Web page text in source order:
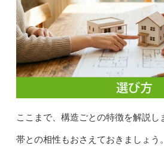
ここまで、構造ごとの特徴を解説し
帯との相性もおさえておきましょう。